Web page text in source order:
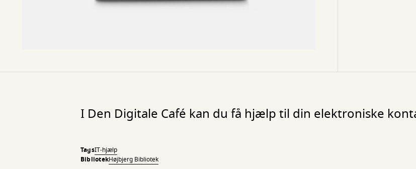
I Den Digitale Café kan du få hjælp til din elektroniske
TagsIT-hjælp
BibliotekHøjbjerg Bibliotek